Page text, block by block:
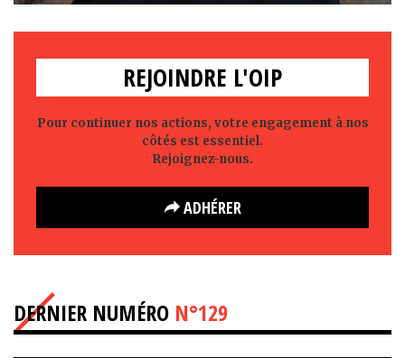
REJOINDRE L'OIP
Pour continuer nos actions, votre engagement à nos
côtés est essentiel.
Rejoignez-nous.
ADHÉRER
DERNIER NUMÉRO N°129